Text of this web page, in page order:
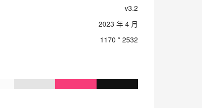
v3.2
2023 年 4 月
1170 * 2532